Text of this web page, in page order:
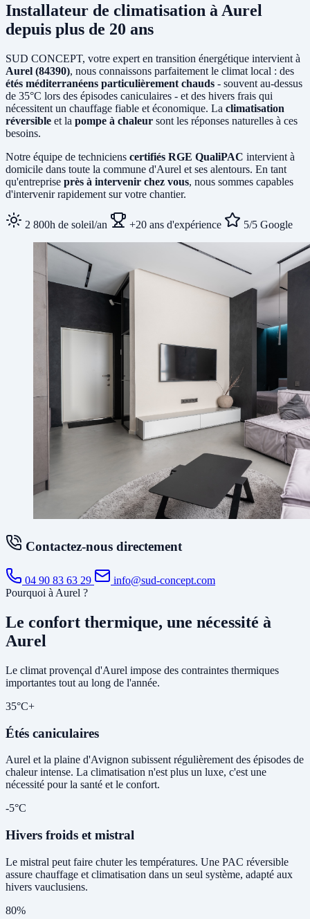
Installateur de climatisation à Aurel
depuis plus de 20 ans
SUD CONCEPT, votre expert en transition énergétique intervient à
Aurel (84390), nous connaissons parfaitement le climat local : des
étés méditerranéens particulièrement chauds - souvent au-dessus
de 35°C lors des épisodes caniculaires - et des hivers frais qui
nécessitent un chauffage fiable et économique. La climatisation
réversible et la pompe à chaleur sont les réponses naturelles à ces
besoins.
Notre équipe de techniciens certifiés RGE QualiPAC intervient à
domicile dans toute la commune d'Aurel et ses alentours. En tant
qu'entreprise près à intervenir chez vous, nous sommes capables
d'intervenir rapidement sur votre chantier.
2 800h de soleil/an +20 ans d'expérience 5/5 Google
Contactez-nous directement
04 90 83 63 29
info@sud-concept.com
Pourquoi à Aurel ?
Le confort thermique, une nécessité à
Aurel
Le climat provençal d'Aurel impose des contraintes thermiques
importantes tout au long de l'année.
35°C+
Étés caniculaires
Aurel et la plaine d'Avignon subissent régulièrement des épisodes de
chaleur intense. La climatisation n'est plus un luxe, c'est une
nécessité pour la santé et le confort.
-5°C
Hivers froids et mistral
Le mistral peut faire chuter les températures. Une PAC réversible
assure chauffage et climatisation dans un seul système, adapté aux
hivers vauclusiens.
80%